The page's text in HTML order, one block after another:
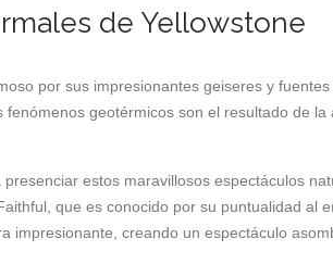
de Yellowstone
por sus impresionantes geiseres y
geotérmicos son el resultado de
estos maravillosos espectáculos
que es conocido por su puntualidad al
impresionante, creando un espectáculo